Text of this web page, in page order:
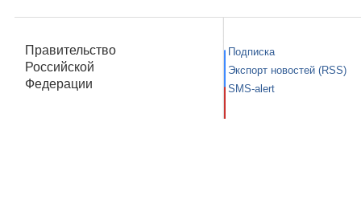
Правительство
Российской
Федерации
Подписка
Экспорт новостей (RSS)
SMS-alert